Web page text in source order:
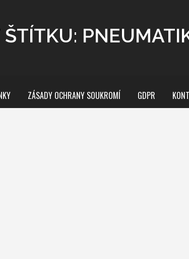
ŠTÍTKU:
ZÁSADY OCHRANY SOUKROMÍ GDPR